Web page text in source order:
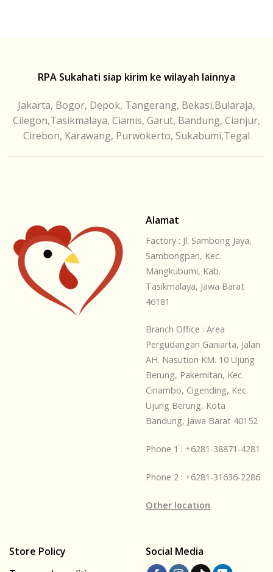
RPA Sukahati siap kirim ke wilayah lainnya
Jakarta, Bogor, Depok, Tangerang, Bekasi,Bularaja,
Cilegon,Tasikmalaya, Ciamis, Garut, Bandung, Cianjur,
Cirebon, Karawang, Purwokerto, Sukabumi,Tegal
Alamat
Factory : Jl. Sambong Jaya,
Sambongpari, Kec.
Mangkubumi, Kab.
Tasikmalaya, Jawa Barat
46181
Branch Office : Area
Pergudangan Ganiarta, Jalan
AH. Nasution KM. 10 Ujung
Berung, Pakemitan, Kec.
Cinambo, Cigending, Kec.
Ujung Berung, Kota
Bandung, Jawa Barat 40152
Phone 1 : +6281-38871-4281
Phone 2 : +6281-31636-2286
Other location
Store Policy
Social Media